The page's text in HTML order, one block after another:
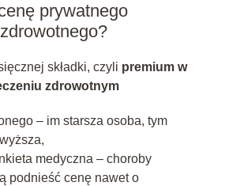
prywatnego
składki, czyli premium w
zdrowotnym
– im starsza osoba, tym
medyczna – choroby
podnieść cenę nawet o